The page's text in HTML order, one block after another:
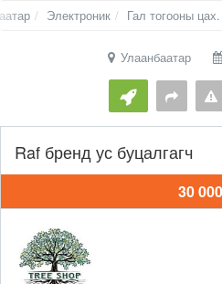
Электроник Гал тогооны
Улаанбаатар
Raf бренд ус буцалгагч
30